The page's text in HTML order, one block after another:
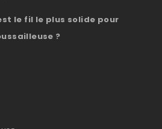
le fil le plus solide pour
?